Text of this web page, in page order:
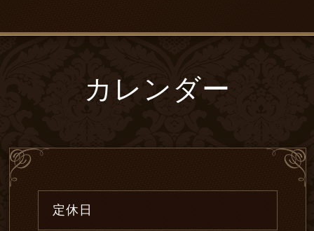
カレンダー
定休日